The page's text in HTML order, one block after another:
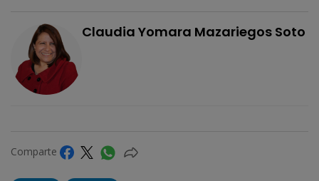
Claudia Yomara Mazariegos Soto
Comparte